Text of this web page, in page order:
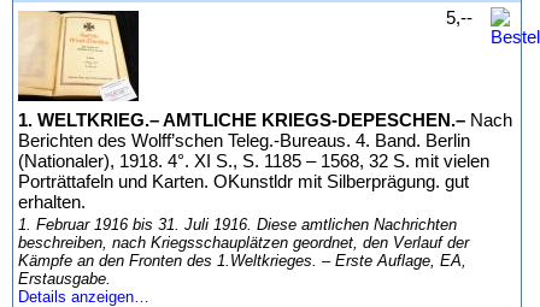
1. WELTKRIEG.– AMTLICHE KRIEGS-DEPESCHEN.– Nach
Berichten des Wolff’schen Teleg.-Bureaus. 4. Band. Berlin
(Nationaler), 1918. 4°. XI S., S. 1185 – 1568, 32 S. mit vielen
Porträttafeln und Karten. OKunstldr mit Silberprägung. gut
erhalten.
1. Februar 1916 bis 31. Juli 1916. Diese amtlichen Nachrichten
beschreiben, nach Kriegsschauplätzen geordnet, den Verlauf der
Kämpfe an den Fronten des 1.Weltkrieges. – Erste Auflage, EA,
Erstausgabe.
Details anzeigen…
5,--